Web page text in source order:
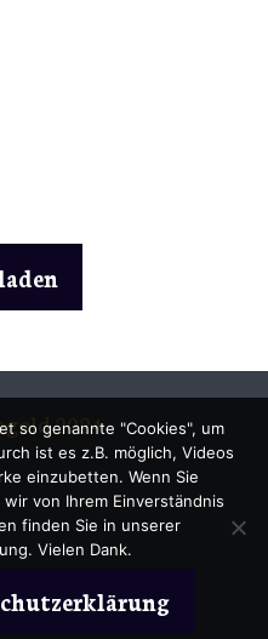
2024
so genannte "Cookies", um
ist es z.B. möglich, Videos
einzubetten. Wenn Sie
von Ihrem Einverständnis
finden Sie in unserer
Vielen Dank.